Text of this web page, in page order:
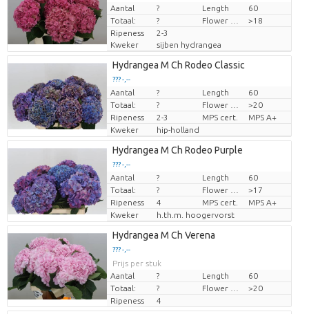
Prijs per stuk
Aantal ? Length
60
Totaal:
?
>18
Ripeness
2-3
Kweker
sijben hydrangea
Hydrangea M Ch Rodeo Classic
??? -,--
Prijs per stuk
Aantal ? Length
60
Totaal:
?
>20
Ripeness
2-3 MPS cert.
MPS A+
Kweker
hip-holland
Hydrangea M Ch Rodeo Purple
??? -,--
Prijs per stuk
Aantal ? Length
60
Totaal:
?
>17
Ripeness
4 MPS cert.
MPS A+
Kweker
h.th.m. hoogervorst
Hydrangea M Ch Verena
??? -,--
Prijs per stuk
Aantal
? Length
60
Totaal:
?
>20
Ripeness
4